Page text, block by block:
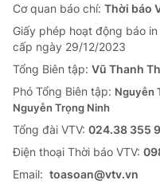
Cơ quan báo chí: Thời báo
Giấy phép hoạt động báo
cấp ngày 29/12/2023
Tổng Biên tập: Vũ Thanh
Phó Tổng Biên tập: Nguyễn
Nguyễn Trọng Ninh
Tổng đài VTV: 024.38 355
Ðiện thoại Thời báo VTV:
Email: toasoan@vtv.vn